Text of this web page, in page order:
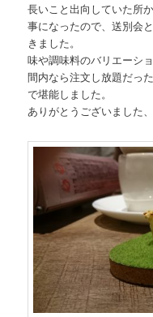
長いこと出向していた所
事になったので、送別会
きました。
味や調味料のバリエーシ
間内なら注文し放題だっ
で堪能しました。
ありがとうございました